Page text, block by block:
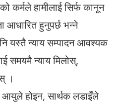
कर्मले हामीलाई सिर्फ कानून
आधारित हुनुपर्छ भन्ने
यस्तै न्याय सम्पादन आवश्यक
समयमै न्याय मिलोस्,
।
होइन, सार्थक लडाइँले